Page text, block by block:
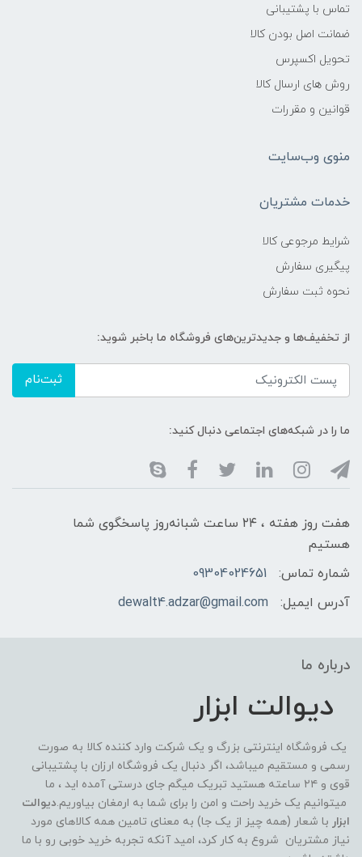
تماس با پشتیبانی
ضمانت اصل بودن کالا
تحویل اکسپرس
روش های ارسال کالا
قوانین و مقررات
منوی وب‌سایت
خدمات مشتریان
شرایط مرجوعی کالا
پیگیری سفارش
نحوه ثبت سفارش
از تخفیف‌ها و جدیدترین‌های فروشگاه ما باخبر شوید:
ثبت‌نام
ما را در شبکه‌های اجتماعی دنبال کنید:
هفت روز هفته ، ۲۴ ساعت شبانه‌روز پاسخگوی شما
هستیم
شماره تماس:
09304024651
آدرس ایمیل:
dewalt4.adzar@gmail.com
درباره ما
دیوالت ابزار
یک فروشگاه اینترنتی بزرگ و یک شرکت وارد کننده کالا به صورت
رسمی و مستقیم میباشد، اگر دنبال یک فروشگاه ارزان با پشتیبانی
قوی و ۲۴ ساعته هستید تبریک میگم جای درستی آمده اید ، ما
میتوانیم یک خرید راحت و امن را برای شما به ارمغان بیاوریم.دیوالت
ابزار با شعار (همه چیز از یک جا) به معنای تامین همه کالاهای مورد
نیاز مشتریان شروع به کار کرد، امید آنکه تجربه خرید خوبی رو با ما